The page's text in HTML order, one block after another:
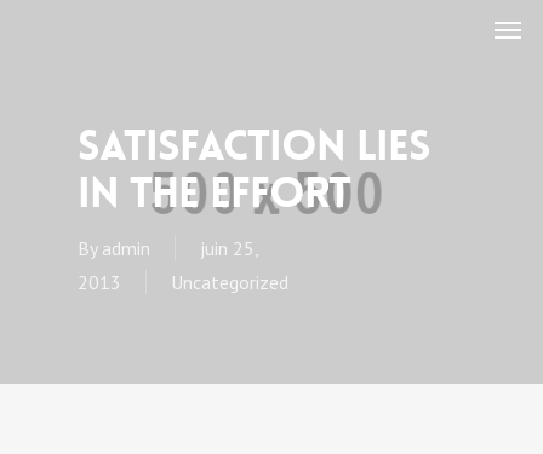
Satisfaction Lies
in the Effort
By admin
juin 25,
2013
Uncategorized